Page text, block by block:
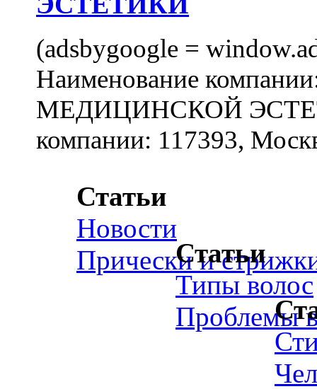
(adsbygoogle =
Наименование
МЕДИЦИНСКОЙ
компании: 117393,
Статьи
Новости
Прически иСтатьи
Типы волос
Проблемы